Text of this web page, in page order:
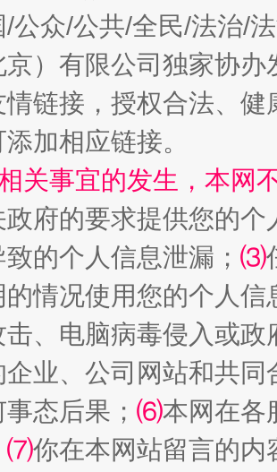
大球赛在茂县开幕 规模
科技园优化重塑工作
/公众/公共/全民/法治/
）有限公司独家协
情链接，授权合法、
加相应链接。
关事宜的发生，本网
政府的要求提供您的个
的个人信息泄漏； ⑶
的情况使用您的个人
、电脑病毒侵入或
业、公司网站和共
态后果； ⑹本网在各
⑺你在本网站留言的内